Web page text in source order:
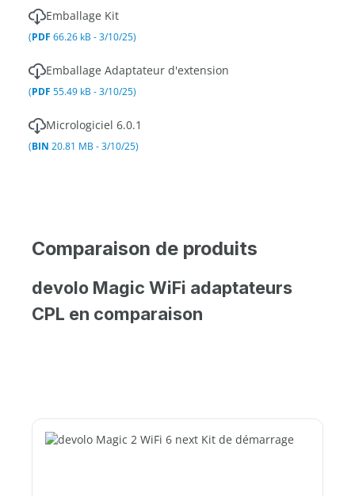
Emballage Kit
(PDF 66.26 kB - 3/10/25)
Emballage Adaptateur d'extension
(PDF 55.49 kB - 3/10/25)
Micrologiciel 6.0.1
(BIN 20.81 MB - 3/10/25)
Comparaison de produits
devolo Magic WiFi adaptateurs
CPL en comparaison